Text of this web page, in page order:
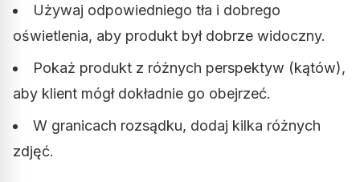
Używaj odpowiedniego tła i dobrego
oświetlenia, aby produkt był dobrze widoczny.
Pokaż produkt z różnych perspektyw (kątów),
aby klient mógł dokładnie go obejrzeć.
W granicach rozsądku, dodaj kilka różnych
zdjęć.